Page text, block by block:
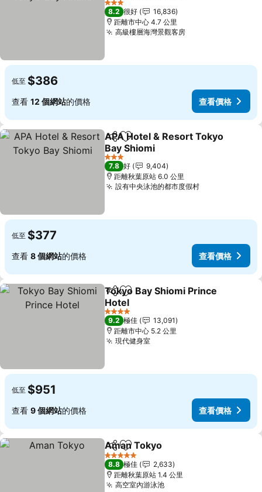
3 星級
8.2 很好
16,836
距離市中心 4.7 公里
高級樓層海灣景觀客房
低至 $386
查看 12 個網站的價格 查看價格
分享 放到收藏夾
APA Hotel & Resort Tokyo
Bay Shiomi
3 星級
7.8 好
9,404
距離秋葉原站 6.0 公里
設有中央泳池的都市度假村
低至 $377
查看 8 個網站的價格 查看價格
分享 放到收藏夾
Tokyo Bay Shiomi Prince
Hotel
4 星級
9.2 極佳
13,091
距離市中心 5.2 公里
現代健身室
低至 $951
查看 9 個網站的價格 查看價格
分享 放到收藏夾
Aman Tokyo
5 星級
8.8 極佳
2,633
距離秋葉原站 1.4 公里
高空室內游泳池